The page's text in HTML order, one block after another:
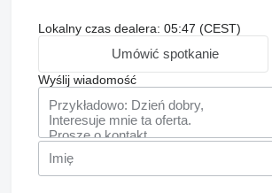
Lokalny czas dealera: 05:47 (CEST)
Umówić spotkanie
Wyślij wiadomość